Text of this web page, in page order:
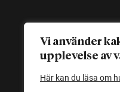
Vi använder
upplevelse av
Här kan du läsa om